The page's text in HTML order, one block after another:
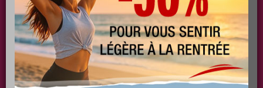
PLUS
EFFICACE
PLUS
SANTÉ
PLUS
COACHING